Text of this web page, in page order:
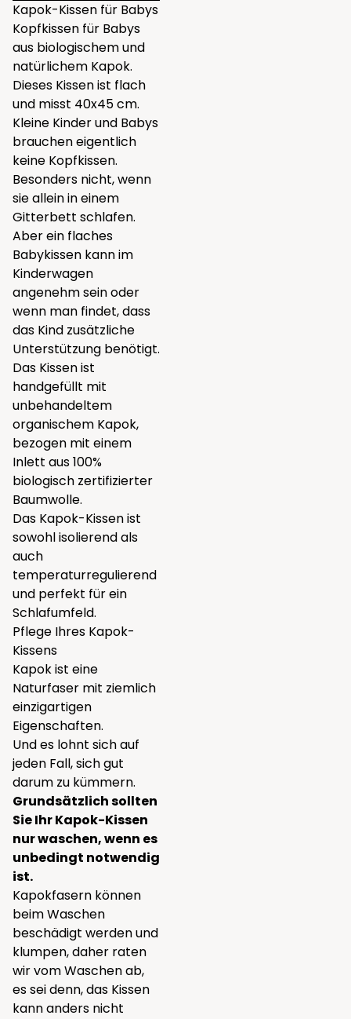
Kapok-Kissen für Babys
Kopfkissen für Babys
aus biologischem und
natürlichem Kapok.
Dieses Kissen ist flach
und misst 40x45 cm.
Kleine Kinder und Babys
brauchen eigentlich
keine Kopfkissen.
Besonders nicht, wenn
sie allein in einem
Gitterbett schlafen.
Aber ein flaches
Babykissen kann im
Kinderwagen
angenehm sein oder
wenn man findet, dass
das Kind zusätzliche
Unterstützung benötigt.
Das Kissen ist
handgefüllt mit
unbehandeltem
organischem Kapok,
bezogen mit einem
Inlett aus 100%
biologisch zertifizierter
Baumwolle.
Das Kapok-Kissen ist
sowohl isolierend als
auch
temperaturregulierend
und perfekt für ein
Schlafumfeld.
Pflege Ihres Kapok-
Kissens
Kapok ist eine
Naturfaser mit ziemlich
einzigartigen
Eigenschaften.
Und es lohnt sich auf
jeden Fall, sich gut
darum zu kümmern.
Grundsätzlich sollten
Sie Ihr Kapok-Kissen
nur waschen, wenn es
unbedingt notwendig
ist.
Kapokfasern können
beim Waschen
beschädigt werden und
klumpen, daher raten
wir vom Waschen ab,
es sei denn, das Kissen
kann anders nicht